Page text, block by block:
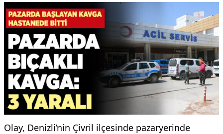
Olay, Denizli’nin Çivril ilçesinde pazaryerinde